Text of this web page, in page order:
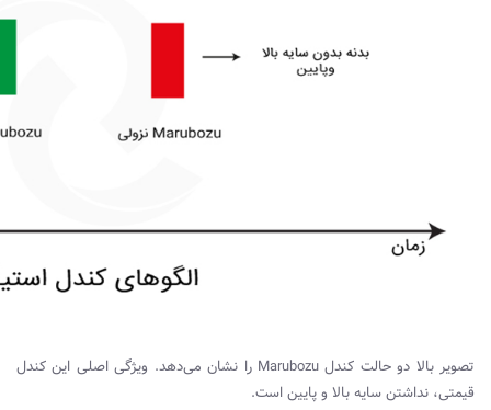
تصویر بالا دو حالت کندلMarubozu را نشان می‌دهد. ویژگی اصلی این کندل
قیمتی، نداشتن سایه بالا و پایین است.